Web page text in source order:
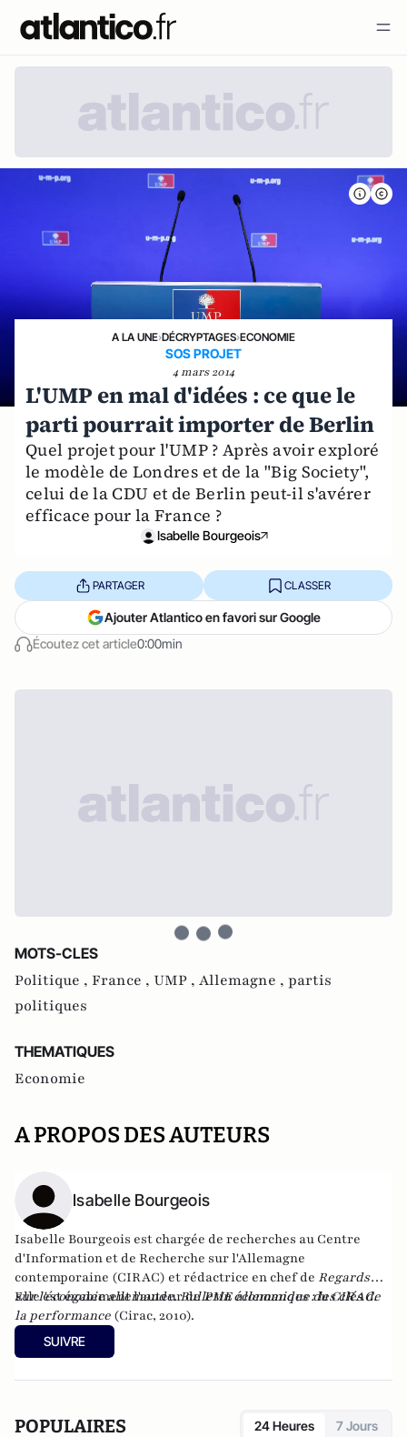
A LA UNE›DÉCRYPTAGES›ECONOMIE
SOS PROJET
4 mars 2014
L'UMP en mal d'idées : ce que le
parti pourrait importer de Berlin
Quel projet pour l'UMP ? Après avoir exploré
le modèle de Londres et de la "Big Society",
celui de la CDU et de Berlin peut-il s'avérer
efficace pour la France ?
Isabelle Bourgeois
Écoutez cet article0:00min
PARTAGER CLASSER
Ajouter Atlantico en favori sur Google
MOTS-CLES
Politique , France , UMP , Allemagne , partis
politiques
THEMATIQUES
Economie
A PROPOS DES AUTEURS
Isabelle Bourgeois
Isabelle Bourgeois est chargée de recherches au Centre
d'Information et de Recherche sur l'Allemagne
contemporaine (CIRAC) et rédactrice en chef de Regards
sur l'économie allemande. Bulletin économique du CIRAC.
Elle est également l'auteur dePME allemandes : les clés de
la performance (Cirac, 2010).
SUIVRE
POPULAIRES 24 Heures 7 Jours